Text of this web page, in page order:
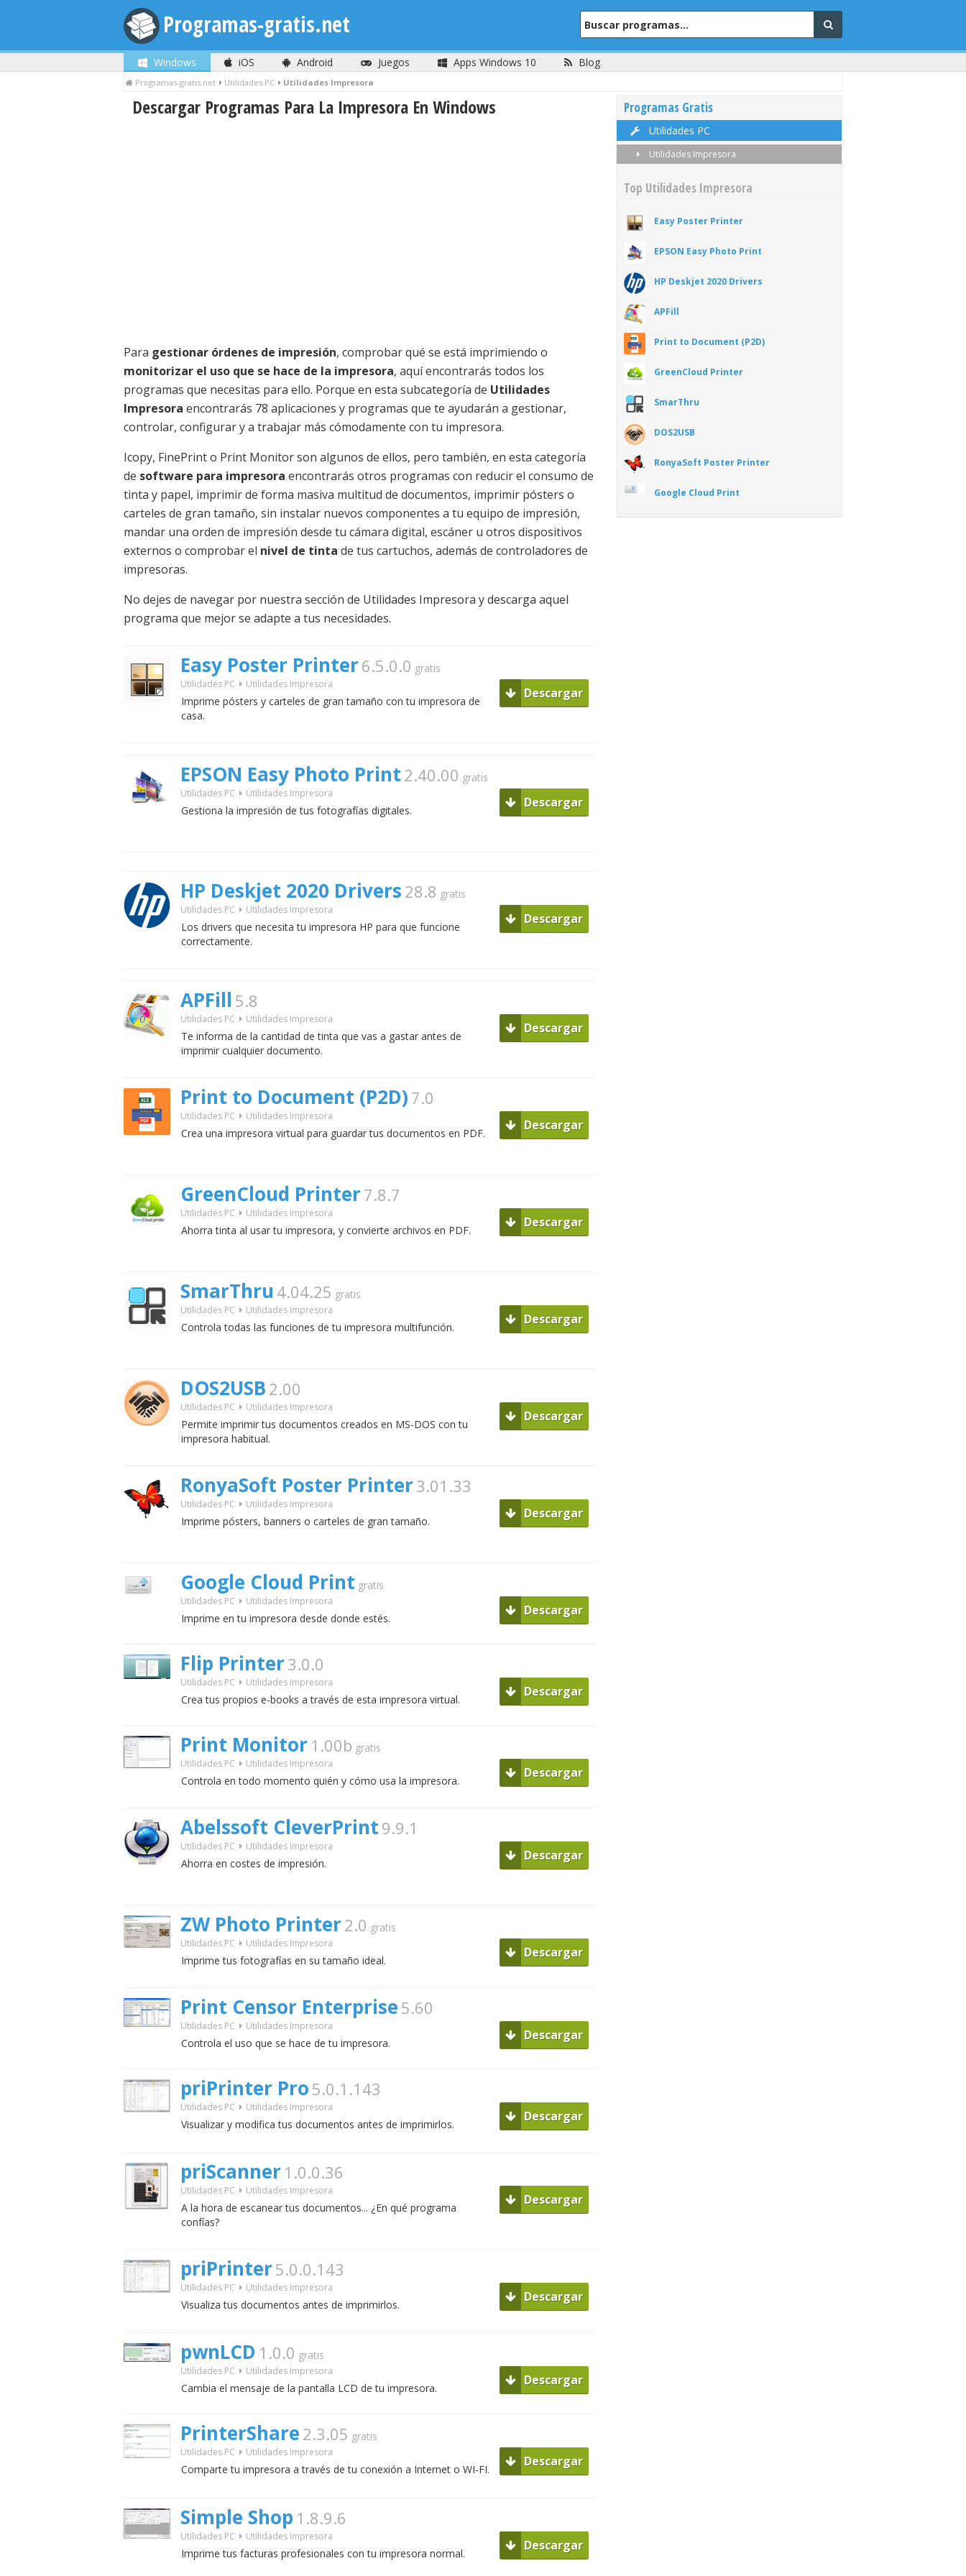
Programas-gratis.net
Windows iOS Android Juegos Apps Windows 10 Blog
Programas-gratis.net Utilidades PC Utilidades Impresora
Descargar Programas Para La Impresora En Windows
Para gestionar órdenes de impresión, comprobar qué se está imprimiendo o
monitorizar el uso que se hace de la impresora, aquí encontrarás todos los
programas que necesitas para ello. Porque en esta subcategoría de Utilidades
Impresora encontrarás 78 aplicaciones y programas que te ayudarán a gestionar,
controlar, configurar y a trabajar más cómodamente con tu impresora.
Icopy, FinePrint o Print Monitor son algunos de ellos, pero también, en esta categoría
de software para impresora encontrarás otros programas con reducir el consumo de
tinta y papel, imprimir de forma masiva multitud de documentos, imprimir pósters o
carteles de gran tamaño, sin instalar nuevos componentes a tu equipo de impresión,
mandar una orden de impresión desde tu cámara digital, escáner u otros dispositivos
externos o comprobar el nivel de tinta de tus cartuchos, además de controladores de
impresoras.
No dejes de navegar por nuestra sección de Utilidades Impresora y descarga aquel
programa que mejor se adapte a tus necesidades.
Easy Poster Printer6.5.0.0 gratis
Utilidades PC Utilidades Impresora
Imprime pósters y carteles de gran tamaño con tu impresora de
casa.
Descargar
EPSON Easy Photo Print 2.40.00 gratis
Utilidades PC Utilidades Impresora
Gestiona la impresión de tus fotografías digitales.
Descargar
HP Deskjet 2020 Drivers 28.8 gratis
Utilidades PC Utilidades Impresora
Los drivers que necesita tu impresora HP para que funcione
correctamente.
Descargar
APFill 5.8
Utilidades PC Utilidades Impresora
Te informa de la cantidad de tinta que vas a gastar antes de
imprimir cualquier documento.
Descargar
Print to Document (P2D) 7.0
Utilidades PC Utilidades Impresora
Crea una impresora virtual para guardar tus documentos en PDF.
Descargar
GreenCloud Printer7.8.7
Utilidades PC Utilidades Impresora
Ahorra tinta al usar tu impresora, y convierte archivos en PDF.
Descargar
SmarThru 4.04.25 gratis
Utilidades PC Utilidades Impresora
Controla todas las funciones de tu impresora multifunción.
Descargar
DOS2USB 2.00
Utilidades PC Utilidades Impresora
Permite imprimir tus documentos creados en MS-DOS con tu
impresora habitual.
Descargar
RonyaSoft Poster Printer3.01.33
Utilidades PC Utilidades Impresora
Imprime pósters, banners o carteles de gran tamaño.
Descargar
Google Cloud Print gratis
Utilidades PC Utilidades Impresora
Imprime en tu impresora desde donde estés.
Descargar
Flip Printer3.0.0
Utilidades PC Utilidades Impresora
Crea tus propios e-books a través de esta impresora virtual.
Descargar
Print Monitor 1.00b gratis
Utilidades PC Utilidades Impresora
Controla en todo momento quién y cómo usa la impresora.
Descargar
Abelssoft CleverPrint 9.9.1
Utilidades PC Utilidades Impresora
Ahorra en costes de impresión.
Descargar
ZW Photo Printer2.0 gratis
Utilidades PC Utilidades Impresora
Imprime tus fotografías en su tamaño ideal.
Descargar
Print Censor Enterprise 5.60
Utilidades PC Utilidades Impresora
Controla el uso que se hace de tu impresora.
Descargar
priPrinter Pro 5.0.1.143
Utilidades PC Utilidades Impresora
Visualizar y modifica tus documentos antes de imprimirlos.
Descargar
priScanner 1.0.0.36
Utilidades PC Utilidades Impresora
A la hora de escanear tus documentos... ¿En qué programa
confías?
Descargar
priPrinter5.0.0.143
Utilidades PC Utilidades Impresora
Visualiza tus documentos antes de imprimirlos.
Descargar
pwnLCD 1.0.0 gratis
Utilidades PC Utilidades Impresora
Cambia el mensaje de la pantalla LCD de tu impresora.
Descargar
PrinterShare 2.3.05 gratis
Utilidades PC Utilidades Impresora
Comparte tu impresora a través de tu conexión a Internet o WI-FI.
Descargar
Simple Shop 1.8.9.6
Utilidades PC Utilidades Impresora
Imprime tus facturas profesionales con tu impresora normal.
Descargar
Programas Gratis
Utilidades PC
Utilidades Impresora
Top Utilidades Impresora
Easy Poster Printer
EPSON Easy Photo Print
HP Deskjet 2020 Drivers
APFill
Print to Document (P2D)
GreenCloud Printer
SmarThru
DOS2USB
RonyaSoft Poster Printer
Google Cloud Print